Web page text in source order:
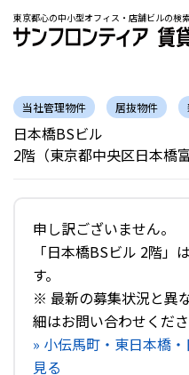
東京都心の中小型オフィス・店舗ビルの検
当社管理物件 居抜物件
日本橋BSビル
2階（東京都中央区日本橋富
申し訳ございません。
「日本橋BSビル 2階」
す。
※ 最新の募集状況と異
細はお問い合わせくださ
» 小伝馬町・東日本橋
見る